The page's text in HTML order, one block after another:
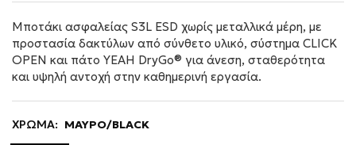
Μποτάκι ασφαλείας S3L ESD χωρίς μεταλλικά μέρη, με
προστασία δακτύλων από σύνθετο υλικό, σύστημα CLICK
OPEN και πάτο YEAH DryGo® για άνεση, σταθερότητα
και υψηλή αντοχή στην καθημερινή εργασία.
ΧΡΩΜΑ: ΜΑΥΡΟ/BLACK